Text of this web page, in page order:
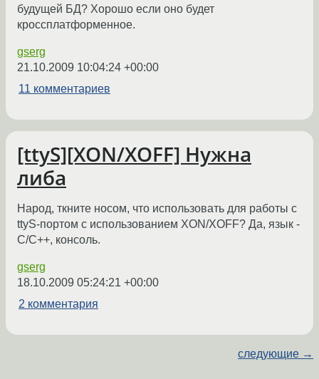
будущей БД? Хорошо если оно будет
кроссплатформенное.
gserg
21.10.2009 10:04:24 +00:00
11 комментариев
[ttyS][XON/XOFF] Нужна
либа
Народ, ткните носом, что использовать для работы с
ttyS-портом с использованием XON/XOFF? Да, язык -
C/C++, консоль.
gserg
18.10.2009 05:24:21 +00:00
2 комментария
следующие →